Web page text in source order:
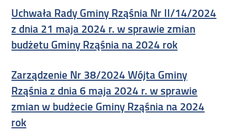
Uchwała Rady Gminy Rząśnia Nr II/14/2024
z dnia 21 maja 2024 r. w sprawie zmian
budżetu Gminy Rząśnia na 2024 rok
Zarządzenie Nr 38/2024 Wójta Gminy
Rząśnia z dnia 6 maja 2024 r. w sprawie
zmian w budżecie Gminy Rząśnia na 2024
rok